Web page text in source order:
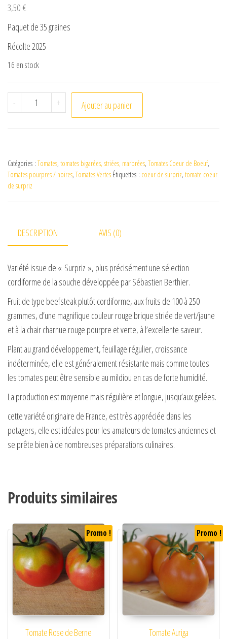
3,50 €
Paquet de 35 graines
Récolte 2025
16 en stock
- quantité de Tomate Coeur de Surpriz
+ Ajouter au panier
Catégories : Tomates, tomates bigarées, striées, marbrées, Tomates Coeur de Boeuf,
Tomates pourpres / noires, Tomates Vertes Étiquettes : coeur de surpriz, tomate coeur
de surpriz
DESCRIPTION AVIS (0)
Variété issue de « Surpriz », plus précisément une sélection
cordiforme de la souche développée par Sébastien Berthier.
Fruit de type beefsteak plutôt cordiforme, aux fruits de 100 à 250
grammes, d’une magnifique couleur rouge brique striée de vert/jaune
et à la chair charnue rouge pourpre et verte, à l’excellente saveur.
Plant au grand développement, feuillage régulier, croissance
indéterminée, elle est généralement résistante mais comme toutes
les tomates peut être sensible au mildiou en cas de forte humidité.
La production est moyenne mais régulière et longue, jusqu’aux gelées.
cette variété originaire de France, est très appréciée dans les
potagers, elle est idéales pour les amateurs de tomates anciennes et
se prête bien à de nombreuses préparations culinaires.
Produits similaires
Promo !
Tomate Rose de Berne
Promo !
Tomate Auriga